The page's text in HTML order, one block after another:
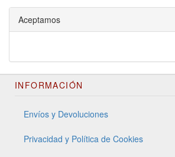
Aceptamos
INFORMACIÓN
Envíos y Devoluciones
Privacidad y Política de Cookies